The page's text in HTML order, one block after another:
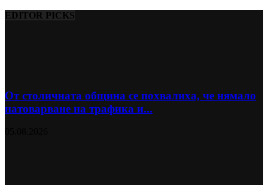
EDITOR PICKS
От столичната община се похвалиха, че нямало
натоварване на трафика и...